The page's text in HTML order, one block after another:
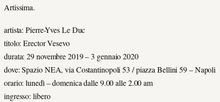
Artissima.
artista: Pierre-Yves Le Duc
titolo: Erector Vesevo
durata: 29 novembre 2019 – 3 gennaio 2020
dove: Spazio NEA, via Costantinopoli 53 / piazza Bellini 59 – Napoli
orario: lunedì – domenica dalle 9.00 alle 2.00 am
ingresso: libero